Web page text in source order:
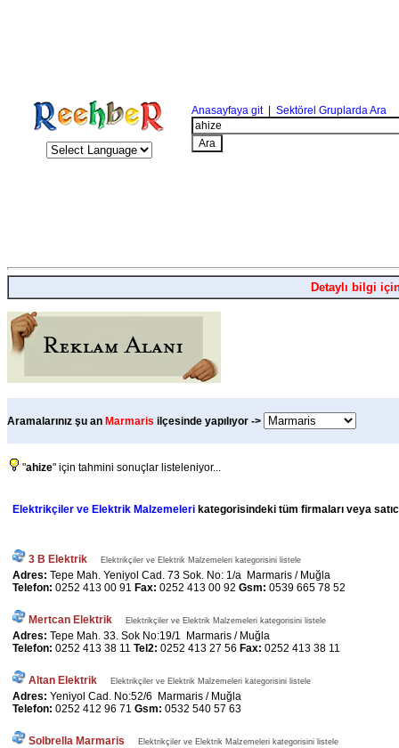
Anasayfaya git| Sektörel Gruplarda Ara
Detaylı bilgi
Aramalarınız şu an Marmaris ilçesinde yapılıyor ->
"ahize" için tahmini sonuçlar listeleniyor...
Elektrikçiler ve Elektrik Malzemeleri kategorisindeki tüm firmaları veya
3 B Elektrik Elektrikçiler ve Elektrik Malzemeleri kategorisini listele
Adres: Tepe Mah. Yeniyol Cad. 73 Sok. No: 1/a Marmaris / Muğla
Telefon: 0252 413 00 91 Fax: 0252 413 00 92 Gsm: 0539 665 78 52
Mertcan Elektrik Elektrikçiler ve Elektrik Malzemeleri kategorisini listele
Adres: Tepe Mah. 33. Sok No:19/1 Marmaris / Muğla
Telefon: 0252 413 38 11 Tel2: 0252 413 27 56 Fax: 0252 413 38 11
Altan Elektrik Elektrikçiler ve Elektrik Malzemeleri kategorisini listele
Adres: Yeniyol Cad. No:52/6 Marmaris / Muğla
Telefon: 0252 412 96 71 Gsm: 0532 540 57 63
Solbrella Marmaris Elektrikçiler ve Elektrik Malzemeleri kategorisini listele